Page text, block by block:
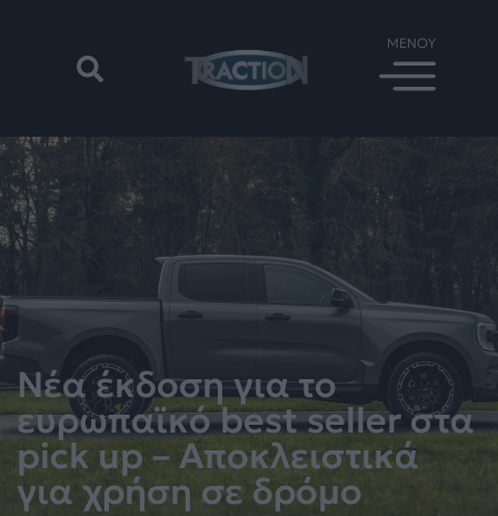
Νέα έκδοση για το
ευρωπαϊκό best seller στα
pick up – Αποκλειστικά
για χρήση σε δρόμο